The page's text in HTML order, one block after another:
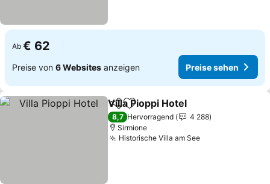
Ab € 62
Preise von 6 Websites anzeigen Preise sehen
TeilenZu Favoriten hinzufügen
Villa Pioppi Hotel
8,7 Hervorragend
4 288
Sirmione
Historische Villa am SeePreise sehen